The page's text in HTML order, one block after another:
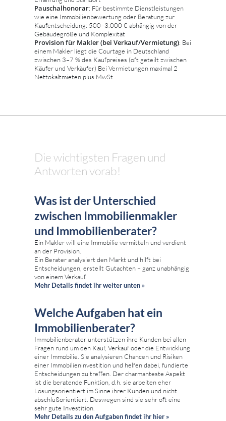
Pauschalhonorar: Für bestimmte Dienstleistungen
wie eine Immobilienbewertung oder Beratung zur
Kaufentscheidung: 500–3.000 € abhängig von der
Gebäudegröße und Komplexität
Provision für Makler (bei Verkauf/Vermietung): Bei
einem Makler liegt die Courtage in Deutschland
zwischen 3–7 % des Kaufpreises (oft geteilt zwischen
Käufer und Verkäufer) Bei Vermietungen maximal 2
Nettokaltmieten plus MwSt.
Die wichtigsten Fragen und
Antworten vorab!
Was ist der Unterschied
zwischen Immobilienmakler
und Immobilienberater?
Ein Makler will eine Immobilie vermitteln und verdient
an der Provision.
Ein Berater analysiert den Markt und hilft bei
Entscheidungen, erstellt Gutachten – ganz unabhängig
von einem Verkauf.
Mehr Details findet ihr weiter unten »
Welche Aufgaben hat ein
Immobilienberater?
Immobilienberater unterstützen ihre Kunden bei allen
Fragen rund um den Kauf, Verkauf oder die Entwicklung
einer Immobilie. Sie analysieren Chancen und Risiken
einer Immobilieninvestition und helfen dabei, fundierte
Entscheidungen zu treffen. Der charmanteste Aspekt
ist die beratende Funktion, d.h. sie arbeiten eher
Lösungsorientiert im Sinne ihrer Kunden und nicht
abschlußorientiert. Deswegen sind sie sehr oft eine
sehr gute Investition.
Mehr Details zu den Aufgaben findet ihr hier »